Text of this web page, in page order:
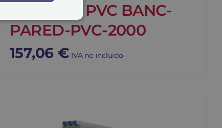
Banco en PVC BANC-
PARED-PVC-2000
157,06 € IVA no incluido